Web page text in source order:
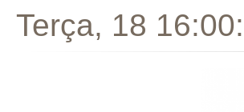
Terça, 18